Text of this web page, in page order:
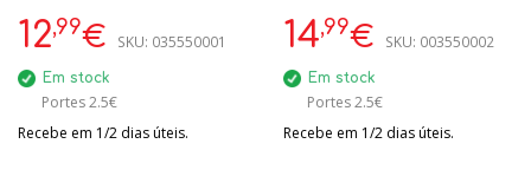
12,99€ SKU: 035550001
Em stock
Portes 2.5€
Recebe em 1/2 dias úteis.
14,99€ SKU: 003550002
Em stock
Portes 2.5€
Recebe em 1/2 dias úteis.